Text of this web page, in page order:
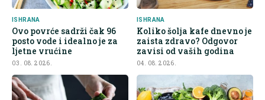
ISHRANA
Ovo povrće sadrži čak 96
posto vode i idealno je za
ljetne vrućine
03. 08. 2026.
ISHRANA
Koliko šolja kafe dnevno je
zaista zdravo? Odgovor
zavisi od vaših godina
04. 08. 2026.